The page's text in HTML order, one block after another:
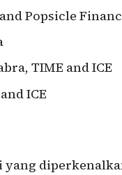
Popsicle
TIME and ICE
ICE